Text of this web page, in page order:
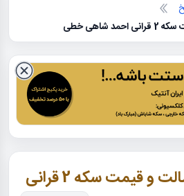
خطی
پرسش: تعیین اصالت و قیمت سکه 2 قرانی